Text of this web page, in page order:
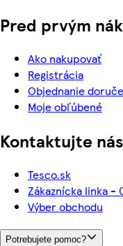
Pred prvým
Ako nakupovať
Registrácia
Objednanie
Moje obľúbené
Kontaktujte nás
Tesco.sk
Zákaznícka linka -
Výber obchodu
Potrebujete pomoc?